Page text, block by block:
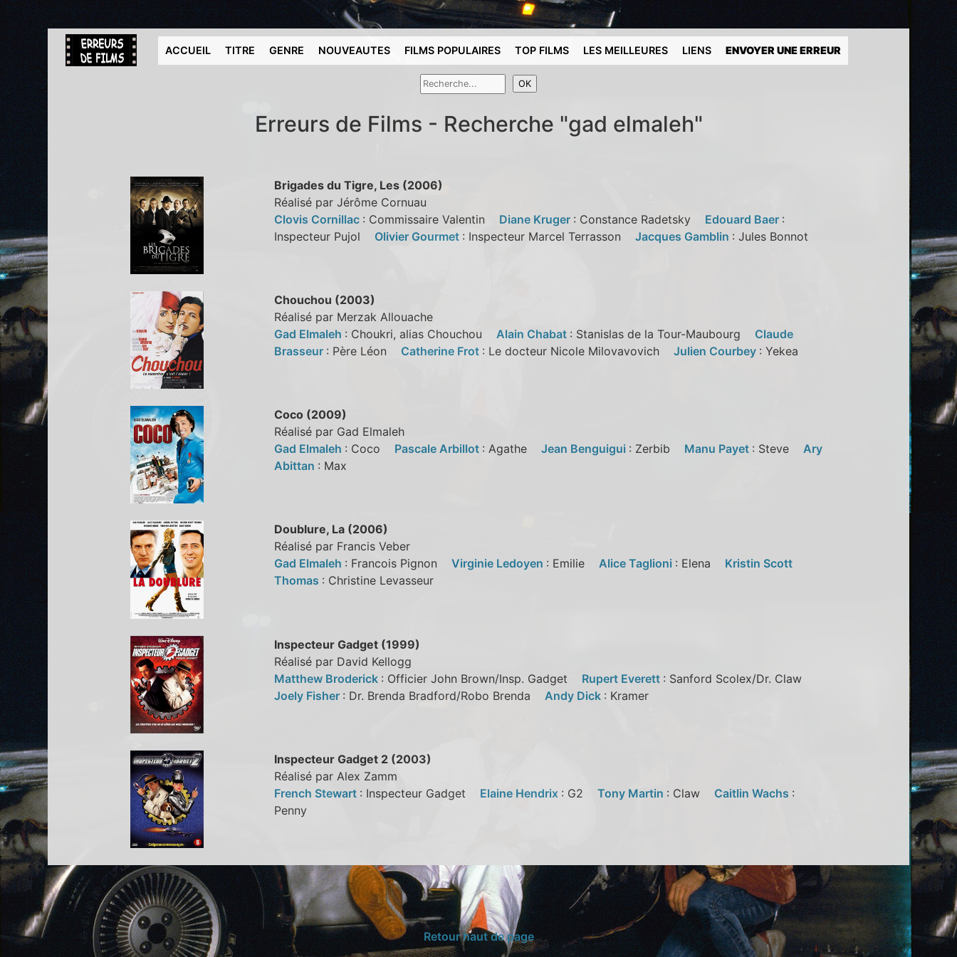
ACCUEIL TITRE GENRE NOUVEAUTES FILMS POPULAIRES TOP FILMS LES MEILLEURES LIENS ENVOYER UNE ERREUR
Erreurs de Films - Recherche "gad elmaleh"
Brigades du Tigre, Les (2006)
Réalisé par Jérôme Cornuau
Clovis Cornillac : Commissaire Valentin Diane Kruger : Constance Radetsky Edouard Baer :
Inspecteur Pujol Olivier Gourmet : Inspecteur Marcel Terrasson Jacques Gamblin : Jules Bonnot
Chouchou (2003)
Réalisé par Merzak Allouache
Gad Elmaleh : Choukri, alias Chouchou Alain Chabat : Stanislas de la Tour-Maubourg Claude
Brasseur : Père Léon Catherine Frot : Le docteur Nicole Milovavovich Julien Courbey : Yekea
Coco (2009)
Réalisé par Gad Elmaleh
Gad Elmaleh : Coco Pascale Arbillot : Agathe Jean Benguigui : Zerbib Manu Payet : Steve Ary
Abittan : Max
Doublure, La (2006)
Réalisé par Francis Veber
Gad Elmaleh : Francois Pignon Virginie Ledoyen : Emilie Alice Taglioni : Elena Kristin Scott
Thomas : Christine Levasseur
Inspecteur Gadget (1999)
Réalisé par David Kellogg
Matthew Broderick : Officier John Brown/Insp. Gadget Rupert Everett : Sanford Scolex/Dr. Claw
Joely Fisher : Dr. Brenda Bradford/Robo Brenda Andy Dick : Kramer
Inspecteur Gadget 2 (2003)
Réalisé par Alex Zamm
French Stewart : Inspecteur Gadget Elaine Hendrix : G2 Tony Martin : Claw Caitlin Wachs :
Penny
Retour haut de page